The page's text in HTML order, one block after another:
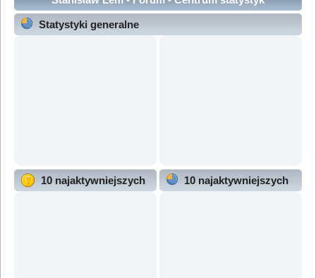
Statystyki generalne
10 najaktywniejszych
10 najaktywniejszych